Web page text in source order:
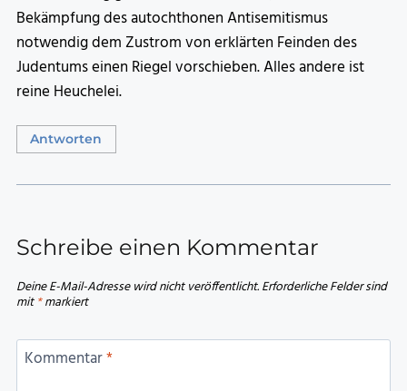
Bekämpfung des autochthonen Antisemitismus
notwendig dem Zustrom von erklärten Feinden des
Judentums einen Riegel vorschieben. Alles andere ist
reine Heuchelei.
Antworten
Schreibe einen Kommentar
Deine E-Mail-Adresse wird nicht veröffentlicht.Erforderliche Felder sind
mit*markiert
Kommentar*